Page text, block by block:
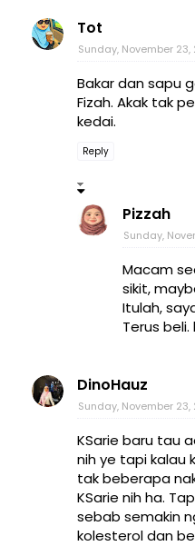
Tot
Sunday, November 23,
Bakar dan sapu
Fizah. Akak tak
kedai.
Reply
Pizzah
Sunday,
Macam
sikit,
Itulah,
Terus beli.
DinoHauz
Sunday, November 23,
KSarie baru tau
nih ye tapi kalau
tak beberapa
KSarie nih ha.
sebab semakin
kolesterol dan